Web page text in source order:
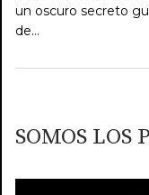
un oscuro secreto
de…
SOMOS LOS